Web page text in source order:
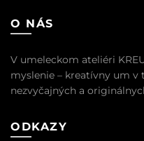
O NÁS
V umeleckom ateliéri
myslenie – kreatívny um v
nezvyčajných a
ODKAZY